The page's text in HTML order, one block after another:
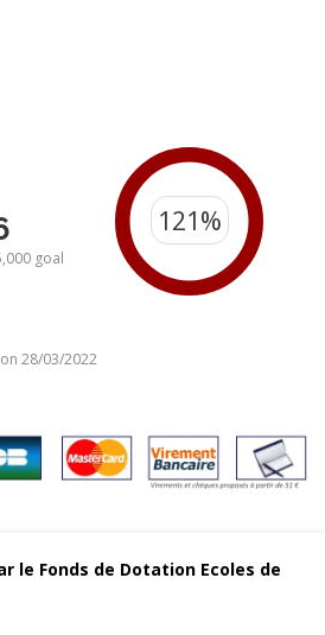
goal
28/03/2022
le Fonds de Dotation Ecoles de